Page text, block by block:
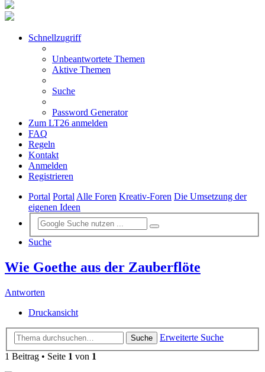
Schnellzugriff
Unbeantwortete Themen
Aktive Themen
Suche
Password Generator
Zum LT26 anmelden
FAQ
Regeln
Kontakt
Anmelden
Registrieren
Portal PortalAlle Foren Kreativ-Foren Die Umsetzung der
eigenen Ideen
Suche
Wie Goethe aus der Zauberflöte
Antworten
Druckansicht
Suche
Erweiterte Suche
1 Beitrag • Seite 1 von 1